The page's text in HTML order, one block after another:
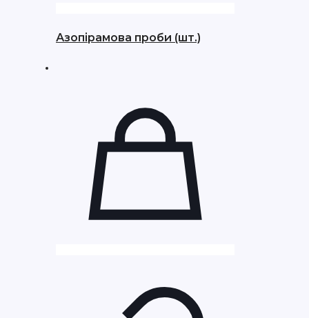
Азопірамова проби (шт.)